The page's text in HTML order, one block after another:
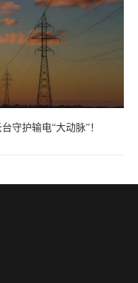
守护输电“大动脉”！